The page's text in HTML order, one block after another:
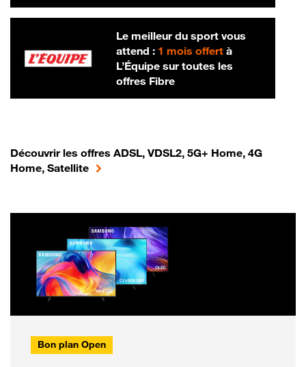
Le meilleur du sport vous
attend : 1 mois offertà
L’Équipe sur toutes les
offres Fibre
Découvrir les offres ADSL, VDSL2, 5G+ Home, 4G
Home, Satellite
Bon plan Open